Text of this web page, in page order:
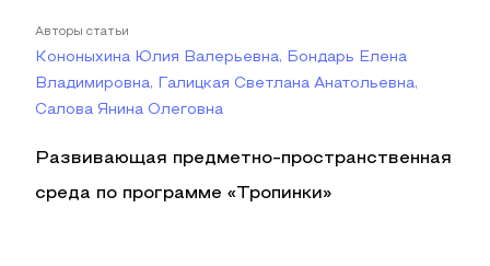
Авторы статьи
Кононыхина Юлия Валерьевна, Бондарь Елена
Владимировна, Галицкая Светлана Анатольевна,
Салова Янина Олеговна
Развивающая предметно-пространственная
среда по программе «Тропинки»